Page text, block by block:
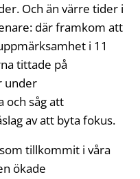
Och än värre tider i
där framkom att
i 11
tittade på
under
och såg att
av att byta fokus.
tillkommit i våra
ökade